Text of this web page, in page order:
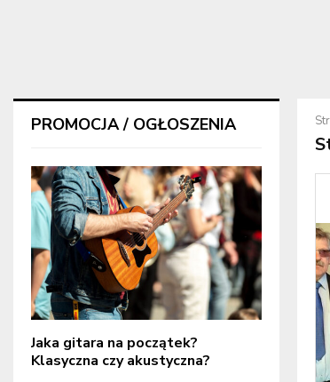
PROMOCJA / OGŁOSZENIA
Jaka gitara na początek?
Klasyczna czy akustyczna?